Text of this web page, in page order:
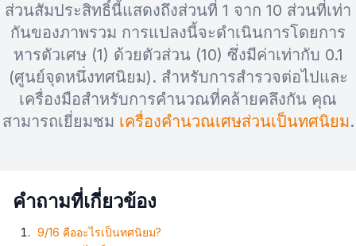
เจ็ต
แอล
แสดงตัวอย่าง 1/10 คืออะไรเป็นทศนิยม?
วิดเจ็ต
ส่วนสัมประสิทธิ์นี้แสดงถึงส่วนที่ 1 จาก 10 ส่วนที่เท่า
กันของภาพรวม การแปลงนี้จะดำเนินการโดยการ
หารตัวเศษ (1) ด้วยตัวส่วน (10) ซึ่งมีค่าเท่ากับ 0.1
(ศูนย์จุดหนึ่งทศนิยม). สำหรับการสำรวจต่อไปและ
เครื่องมือสำหรับการคำนวณที่คล้ายคลึงกัน คุณ
สามารถเยี่ยมชม เครื่องคำนวณเศษส่วนเป็นทศนิยม.
คำถามที่เกี่ยวข้อง
9/16 คืออะไรเป็นทศนิยม?